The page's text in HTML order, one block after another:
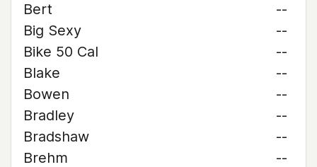
Bert
--
Big Sexy
--
Bike 50 Cal
--
Blake
--
Bowen
--
Bradley
--
Bradshaw
--
Brehm
--